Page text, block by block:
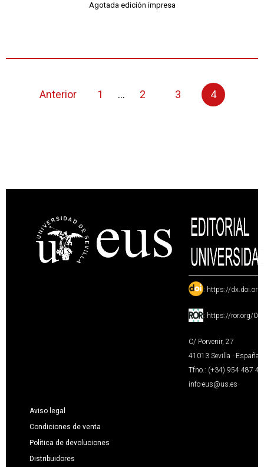
Agotada edición impresa
Anterior 1 ... 2 3 4
: https://
: https://ror.org/
C/ Porvenir, 27
41013 Sevilla · España
Tfno.: (+34) 954 487
info-eus@us.es
Aviso legal
Condiciones de venta
Política de devoluciones
Distribuidores